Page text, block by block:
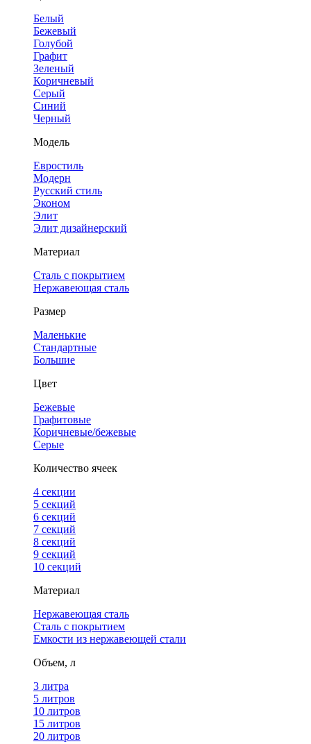
Белый
Бежевый
Голубой
Графит
Зеленый
Коричневый
Серый
Синий
Черный
Модель
Евростиль
Модерн
Русский стиль
Эконом
Элит
Элит дизайнерский
Материал
Сталь с покрытием
Нержавеющая сталь
Размер
Маленькие
Стандартные
Большие
Цвет
Бежевые
Графитовые
Коричневые/бежевые
Серые
Количество ячеек
4 cекции
5 секций
6 секций
7 секций
8 секций
9 секций
10 секций
Материал
Нержавеющая сталь
Сталь с покрытием
Емкости из нержавеющей стали
Объем, л
3 литра
5 литров
10 литров
15 литров
20 литров